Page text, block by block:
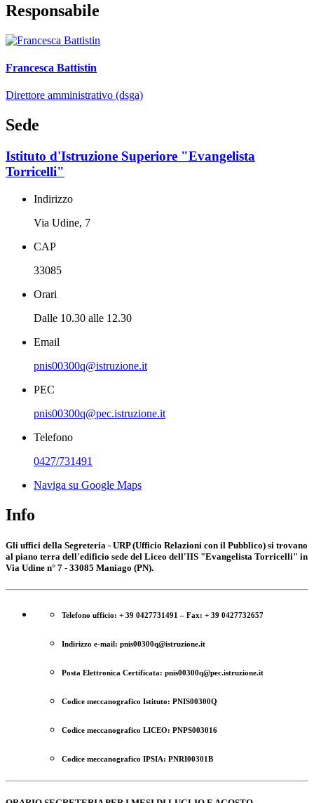
Responsabile
Francesca Battistin
Direttore amministrativo (dsga)
Sede
Istituto d'Istruzione Superiore "Evangelista
Torricelli"
Indirizzo
Via Udine, 7
CAP
33085
Orari
Dalle 10.30 alle 12.30
Email
pnis00300q@istruzione.it
PEC
pnis00300q@pec.istruzione.it
Telefono
0427/731491
Naviga su Google Maps
Info
Gli uffici della Segreteria - URP (Ufficio Relazioni con il Pubblico) si trovano
al piano terra dell'edificio sede del Liceo dell'IIS "Evangelista Torricelli" in
Via Udine n° 7 - 33085 Maniago (PN).
Telefono ufficio: + 39 0427731491 – Fax: + 39 0427732657
Indirizzo e-mail: pnis00300q@istruzione.it
Posta Elettronica Certificata: pnis00300q@pec.istruzione.it
Codice meccanografico Istituto: PNIS00300Q
Codice meccanografico LICEO: PNPS003016
Codice meccanografico IPSIA: PNRI00301B